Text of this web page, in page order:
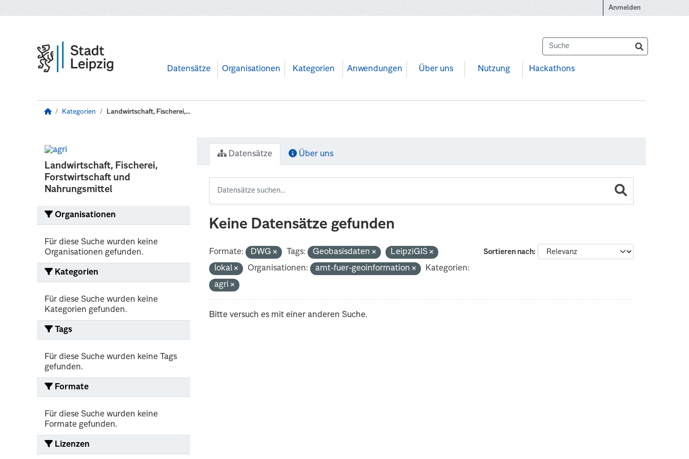
Anmelden
Datensätze Organisationen Kategorien Anwendungen Über uns Nutzung Hackathons
Kategorien Landwirtschaft, Fischerei,...
Landwirtschaft, Fischerei,
Forstwirtschaft und
Nahrungsmittel
Organisationen
Für diese Suche wurden keine
Organisationen gefunden.
Kategorien
Für diese Suche wurden keine
Kategorien gefunden.
Tags
Für diese Suche wurden keine Tags
gefunden.
Formate
Für diese Suche wurden keine
Formate gefunden.
Lizenzen
Datensätze Über uns
Keine Datensätze gefunden
Sortieren nach
Formate: DWG Tags: Geobasisdaten
LeipziGIS
lokal
Organisationen: amt-fuer-geoinformation
Kategorien:
agri
Bitte versuch es mit einer anderen Suche.